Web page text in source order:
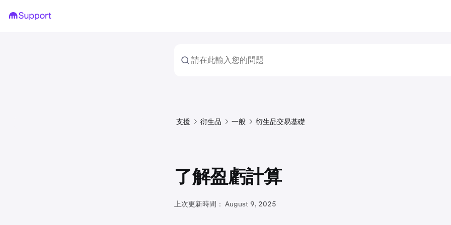
支援 衍生品 一般 衍生品交易基礎
了解盈虧計算
上次更新時間： August 9, 2025